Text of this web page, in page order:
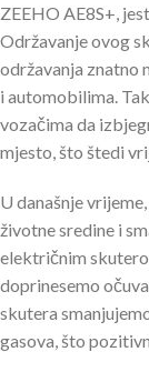
ZEEHO AE8S+,
Održavanje ovog
održavanja znatno
i automobilima.
vozačima da
mjesto, što štedi
U današnje
životne sredine i
električnim
doprinesemo
skutera
gasova, što